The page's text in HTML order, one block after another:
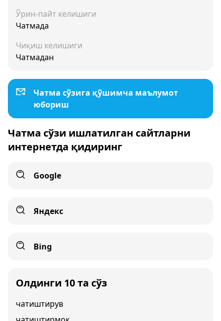
Ўрин-пайт келишиги
Чатмада
Чиқиш келишиги
Чатмадан
Чатма сўзига қўшимча маълумот
юбориш
Чатма сўзи ишлатилган сайтларни
интернетда қидиринг
Google
Яндекс
Bing
Олдинги 10 та сўз
чатиштирув